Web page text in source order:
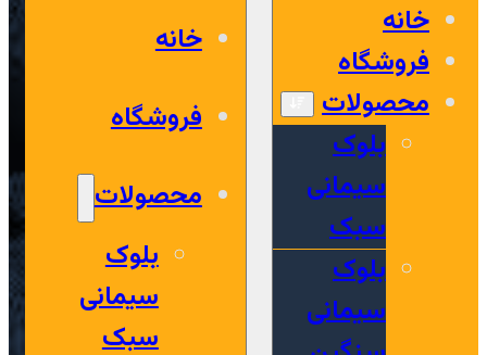
خانه
فروشگاه
محصولات
بلوک
سیمانی
سبک
بلوک
سیمانی
خانه
فروشگاه
محصولات
بلوک
سیمانی
سبک